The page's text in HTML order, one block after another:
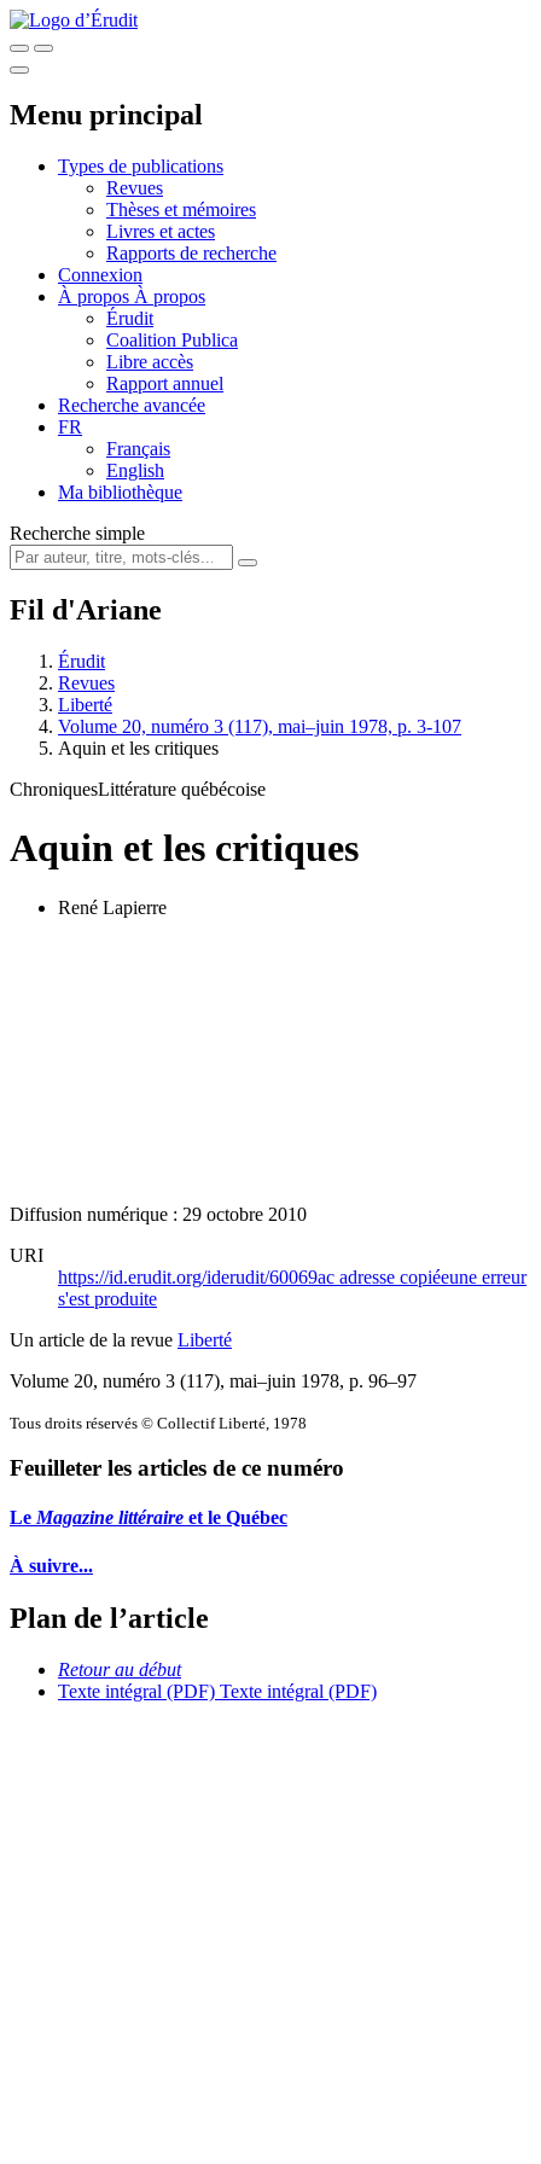
Menu principal
Types de publications
Revues
Thèses et mémoires
Livres et actes
Rapports de recherche
Connexion
À propos À propos
Érudit
Coalition Publica
Libre accès
Rapport annuel
Recherche avancée
FR
Français
English
Ma bibliothèque
Recherche simple
Fil d'Ariane
Érudit
Revues
Liberté
Volume 20, numéro 3 (117), mai–juin 1978, p. 3-107
Aquin et les critiques
ChroniquesLittérature québécoise
Aquin et les critiques
René Lapierre
Diffusion numérique : 29 octobre 2010
URI
https://id.erudit.org/iderudit/60069ac adresse copiéeune erreur
s'est produite
Un article de la revue Liberté
Volume 20, numéro 3 (117), mai–juin 1978, p. 96–97
Tous droits réservés © Collectif Liberté, 1978
Feuilleter les articles de ce numéro
LeMagazine littéraire et le Québec
À suivre...
Plan de l’article
Retour au début
Texte intégral (PDF) Texte intégral (PDF)